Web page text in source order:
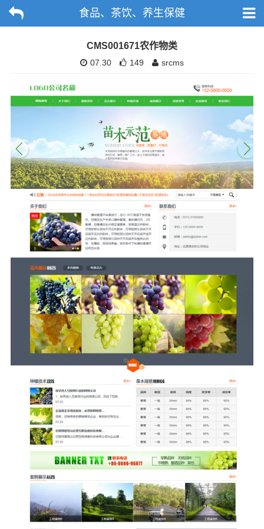
食品、茶饮、养生保健
CMS001671农作物类
07.30 149 srcms